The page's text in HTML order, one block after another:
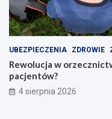
UBEZPIECZENIA ZDROWIE
Rewolucja w
pacjentów?
4 sierpnia 2026